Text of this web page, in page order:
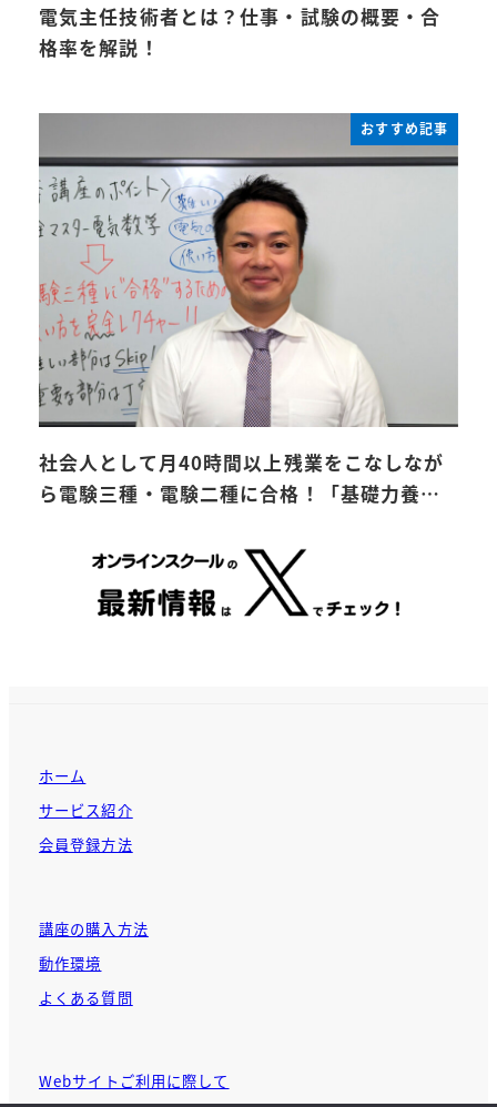
電気主任技術者とは？仕事・試験の概要・合
格率を解説！
おすすめ記事
社会人として月40時間以上残業をこなしなが
ら電験三種・電験二種に合格！「基礎力養…
ホーム
サービス紹介
会員登録方法
講座の購入方法
動作環境
よくある質問
Webサイトご利用に際して